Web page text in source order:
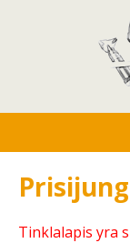
Tinklalapis yra